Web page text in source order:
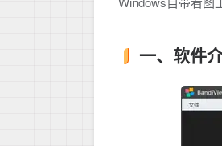
一、软件